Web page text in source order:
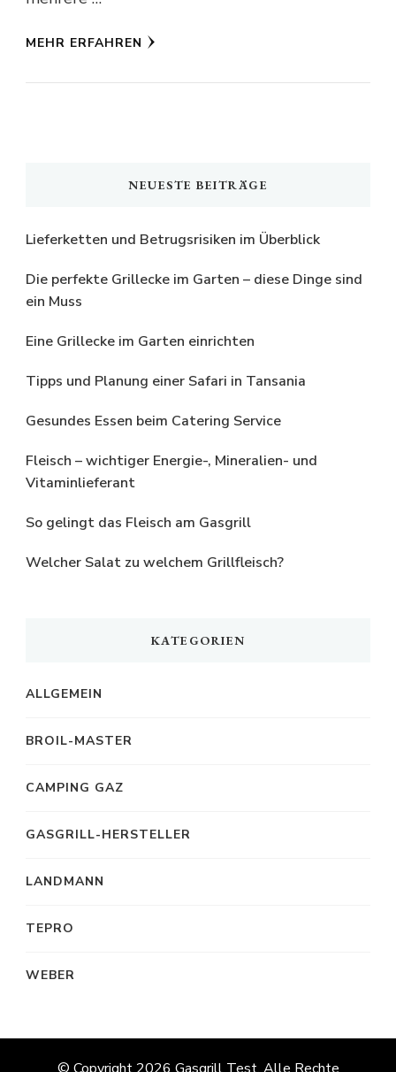
MEHR ERFAHREN
NEUESTE BEITRÄGE
Lieferketten und Betrugsrisiken im Überblick
Die perfekte Grillecke im Garten – diese Dinge sind
ein Muss
Eine Grillecke im Garten einrichten
Tipps und Planung einer Safari in Tansania
Gesundes Essen beim Catering Service
Fleisch – wichtiger Energie-, Mineralien- und
Vitaminlieferant
So gelingt das Fleisch am Gasgrill
Welcher Salat zu welchem Grillfleisch?
KATEGORIEN
ALLGEMEIN
BROIL-MASTER
CAMPING GAZ
GASGRILL-HERSTELLER
LANDMANN
TEPRO
WEBER